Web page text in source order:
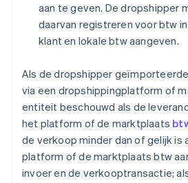
aan te geven. De dropshipper
daarvan registreren voor btw
klant en lokale btw aangeven.
Als de dropshipper
via een dropshippingplatform of
entiteit beschouwd als de
het platform of de marktplaats
de verkoop minder dan of gelijk is
platform of de marktplaats btw
invoer en de verkooptransactie;